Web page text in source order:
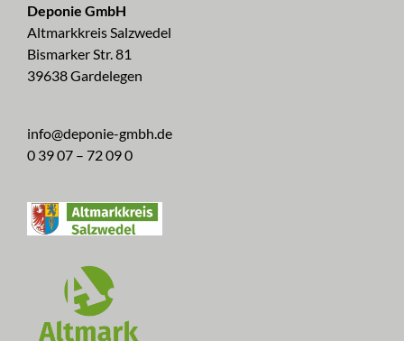
Deponie GmbH
Altmarkkreis Salzwedel
Bismarker Str. 81
39638 Gardelegen
info@deponie-gmbh.de
0 39 07 – 72 09 0